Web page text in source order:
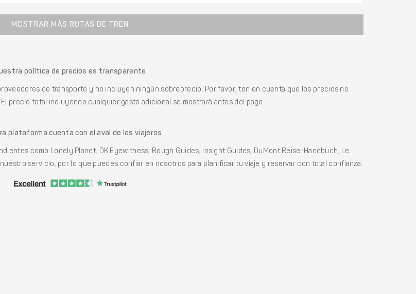
MOSTRAR MÁS RUTAS DE TREN
política de precios es transparente
de transporte y no incluyen ningún sobreprecio. Por favor, ten en cuenta que los precios no
precio total incluyendo cualquier gasto adicional se mostrará antes del pago.
plataforma cuenta con el aval de los viajeros
como Lonely Planet, DK Eyewitness, Rough Guides, Insight Guides, DuMont Reise-Handbuch, Le
servicio, por lo que puedes confiar en nosotros para planificar tu viaje y reservar con total confianza.